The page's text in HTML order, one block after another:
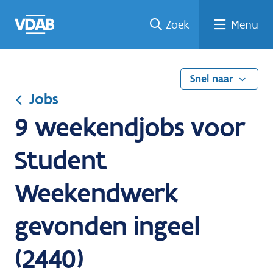
naar
een
een
job
naar
Zoek Menu
Snel naar
Jobs
9 weekendjobs voor
Student
Weekendwerk
gevonden ingeel
(2440)